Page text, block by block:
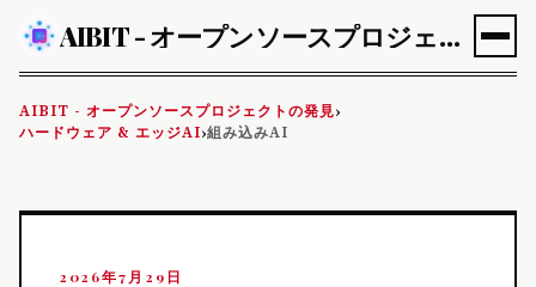
AIBIT - オープンソースプロジェクトの発見
AIBIT - オープンソースプロジェクトの発見›
ハードウェア & エッジAI›組み込みAI
2026年7月29日